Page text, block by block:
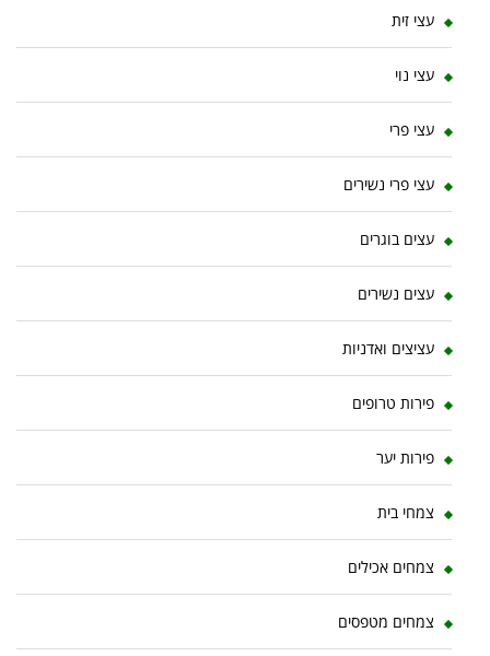
עצי זית
עצי נוי
עצי פרי
עצי פרי נשירים
עצים בוגרים
עצים נשירים
עציצים ואדניות
פירות טרופים
פירות יער
צמחי בית
צמחים אכילים
צמחים מטפסים